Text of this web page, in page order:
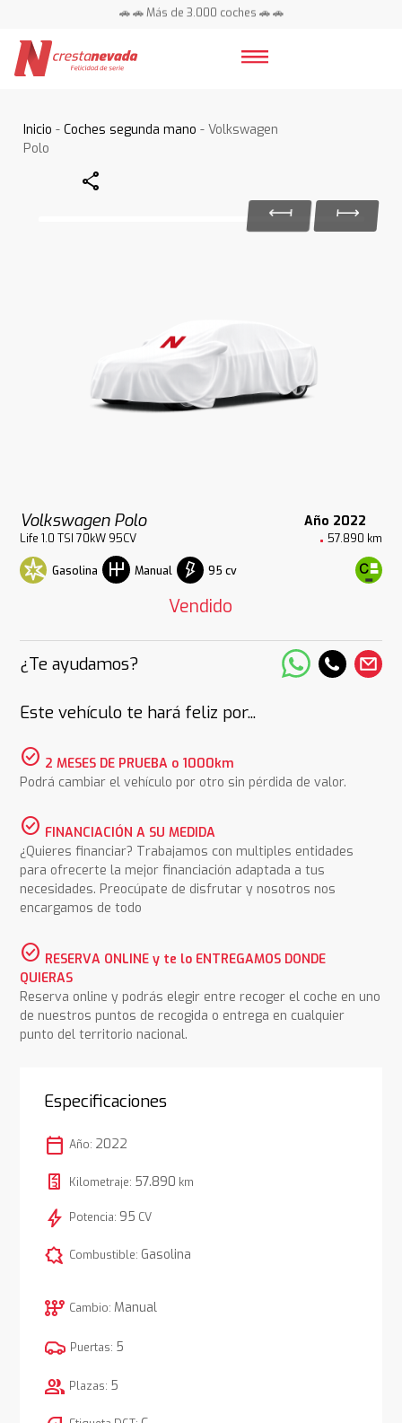
🚗 🚗 Más de 3.000 coches 🚗 🚗
Inicio -Coches segunda mano - Volkswagen
Polo
Share
Volkswagen Polo Año 2022
Life 1.0 TSI 70kW 95CV 57.890 km
Gasolina Manual 95 cv
Vendido
¿Te ayudamos?
Este vehículo te hará feliz por...
check_circle 2 MESES DE PRUEBA o 1000km
Podrá cambiar el vehículo por otro sin pérdida de valor.
check_circle FINANCIACIÓN A SU MEDIDA
¿Quieres financiar? Trabajamos con multiples entidades
para ofrecerte la mejor financiación adaptada a tus
necesidades. Preocúpate de disfrutar y nosotros nos
encargamos de todo
check_circle RESERVA ONLINE y te lo ENTREGAMOS DONDE
QUIERAS
Reserva online y podrás elegir entre recoger el coche en uno
de nuestros puntos de recogida o entrega en cualquier
punto del territorio nacional.
Especificaciones
calendar_today Año: 2022
Kilometraje: 57.890 km
bolt Potencia: 95 CV
comic_bubble Combustible: Gasolina
auto_transmission Cambio: Manual
Puertas: 5
group Plazas: 5